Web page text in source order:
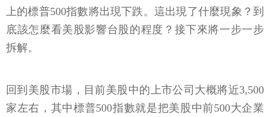
上的標普500指數將出現下跌。這出現了什麼現象？到
底該怎麼看美股影響台股的程度？接下來將一步一步
拆解。
回到美股市場，目前美股中的上市公司大概將近3,500
家左右，其中標普500指數就是把美股中前500大企業